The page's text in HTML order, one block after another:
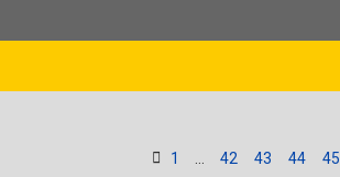
1 … 42 43 44 45